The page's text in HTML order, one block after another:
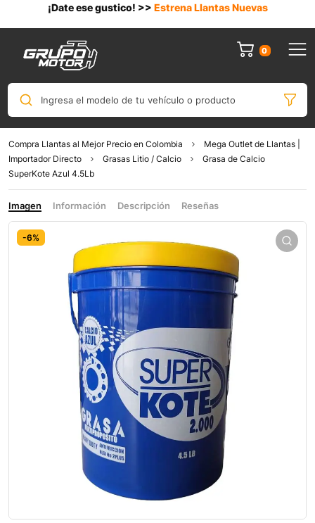
¡Date ese gustico! >> Estrena Llantas Nuevas
0
Ingresa el modelo de tu vehículo o producto
Compra Llantas al Mejor Precio en Colombia
Mega Outlet de Llantas |
Importador Directo
Grasas Litio / Calcio
Grasa de Calcio
SuperKote Azul 4.5Lb
Imagen Información Descripción Reseñas
-6%